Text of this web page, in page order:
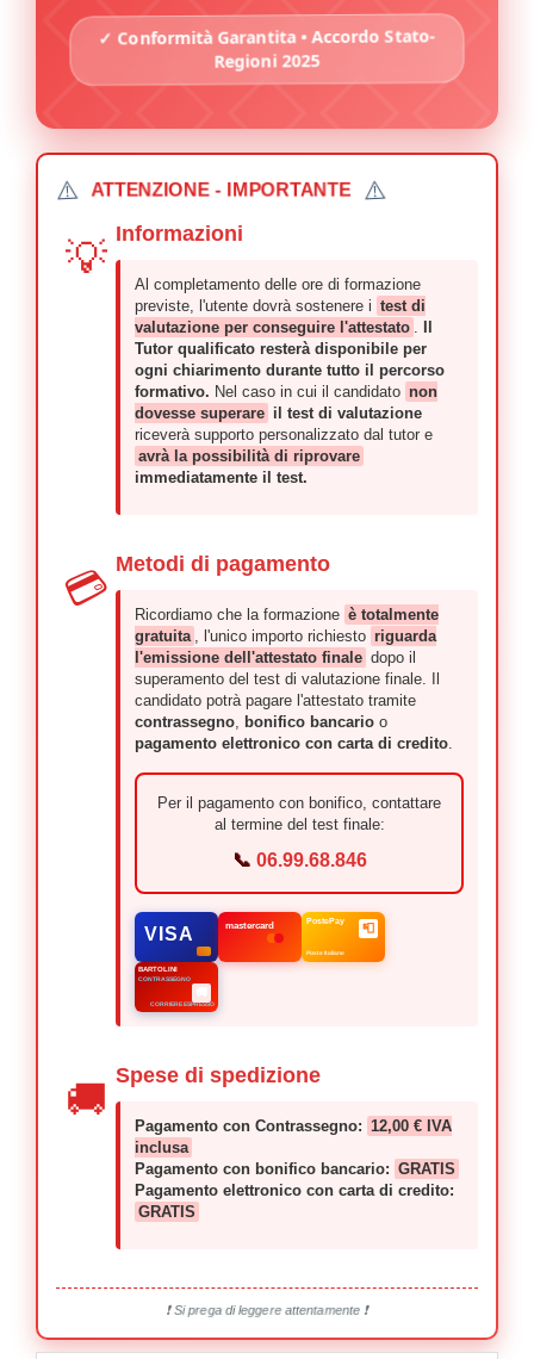
✓ Conformità Garantita • Accordo Stato-
Regioni 2025
⚠️ ATTENZIONE - IMPORTANTE ⚠️
💡 Informazioni
Al completamento delle ore di formazione
previste, l'utente dovrà sostenere i test di
valutazione per conseguire l'attestato .
Tutor qualificato resterà disponibile per
ogni chiarimento durante tutto il percorso
formativo. Nel caso in cui il candidato non
dovesse superare il test di valutazione
riceverà supporto personalizzato dal tutor e
avrà la possibilità di riprovare
immediatamente il test.
💳
Metodi di pagamento
Ricordiamo che la formazione è totalmente
gratuita , l'unico importo richiesto riguarda
l'emissione dell'attestato finale dopo il
superamento del test di valutazione finale. Il
candidato potrà pagare l'attestato tramite
contrassegno, bonifico bancario o
pagamento elettronico con carta di credito.
Per il pagamento con bonifico, contattare
al termine del test finale:
📞 06.99.68.846
VISA mastercard PostePay
Poste Italiane
📮
BARTOLINI
CONTRASSEGNO
CORRIERE ESPRESSO
🚚
🚚
Spese di spedizione
Pagamento con Contrassegno: 12,00 € IVA
inclusa
Pagamento con bonifico bancario: GRATIS
Pagamento elettronico con carta di credito:
GRATIS
❗ Si prega di leggere attentamente ❗